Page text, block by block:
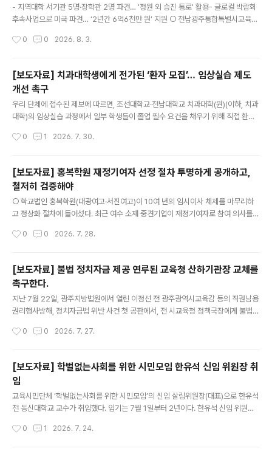
의 권한을 견제하고 교..
- 지역대학 서기관 5명·장학관 2명 파견… '정원 외 승진 통로' 활용- 글로컬 박람회
후속사업으로 미국 파견… ‘2년간 6억6천만 원’ 지원 ○ 전남광주통합특별시교육청
실상 승진 통로로 활용되고 있다는 지적이 공직사회 안팎에서 제기되고 있다. ○ 전
학사 2명, 주무관 7명 등을 파견하고 별도의 예산도 지원하고 있다. 그러나 이 제도
의 운영 실태를 살펴보면, 정원 규정을 우회해 정원 외(外) 4급(서기관) 직위를 상시
적으로 확보·관리하는 수단으로 활용돼 왔다는 정황이 뚜렷하다. 전남청사광주청사
대학명직위(인원)대학명직위(인원)운영비목포대서기..
0 0 2026. 8. 3.
[보도자료] 치과대학생에게 전가된 ‘환자 모집’… 임상실습 제도
개선 촉구
우리 단체에 접수된 제보에 따르면, 조선대학교·전남대학교 치과대학(원)(이하, 치과
대학)의 임상실습 과정에서 일부 학생들이 졸업 필수 요건을 채우기 위해 직접 환자
치료, 사랑니 발치 등 일정 수준의 임상실습(교육과정 이수)을 해야 한다. 그러나 대
지역 온라인 커뮤니티를 통해 직접 환자를 구하는 행태가 반복되고 있다.별첨1 참고
>사례 1: 전남대 치과대학생의 '무료 치과검진, 사랑니 발치 관련 환자 모집‘ 글이 수
시로 게시됨.사례 2: 조선대 치과대학생이 ‘(무료 구강검진 및 진료 시) 왕복 차량 운
행까지 해드리겠다'는 등 편의를 제공하는 글이..
0 1 2026. 7. 30.
[보도자료] 홍복학원 재정기여자 선정 절차 투명하게 공개하고,
철저히 검증해야
○ 학교법인 홍복학원(대광여고·서진여고)이 10여 년의 임시이사 체제를 마무리하
고 정상화 절차에 들어섰다. 최근 여수 소재 중견기업이 재정기여자로 참여 의사를
그러나 우리단체에 공개한 정상화 추진계획서는 재정기여 의향자 관련 정보가 모두
덕성, 학교운영 의지 등을 학교구성원, 지역사회와 공유하고 의견을 수렴해야 한다.
우리 단체는 기본 검증조차 불가능한 '깜깜이' 방식의 정상화 추진에 깊은 우려를 표
한다. ○ 현재 홍복학원은 설립자의 교비 횡령과 법인 부채로 재정이 극도로 악화되
어 있다. 정상화를 위해서는 수익용 기본재산 임의처분 재산(21억여..
0 0 2026. 7. 28.
[보도자료] 불법 정치자금 제공 연루된 교육청 산하기관장 교체를
촉구한다.
지난 7월 22일, 광주지방법원에서 열린 이정선 전 광주광역시교육감 등의 직권남용
권리행사방해, 정치자금법 위반 사건 첫 공판에서, 전 시교육청 정책국장에게 불법
남광주통합특별시교육청 산하기관장으로 재직 중인 사실이 드러났다. 현재 A씨가
필요하다. 형사처벌과 별도로, A씨가 저지른 행위는 교육자에게 요구되는 높은 도덕
성과 공직윤리에 비추어 묵과할 수 없기 때문이다. 특히 A씨는 교원, 교육전문직, 일
반직 공무원의 전문성을 책임지는 연수기관에 재직하고 있다. 이러한 기관의 장은 일
반 공직자보다 더욱 높은 수준의 청렴성이 요구되며, 법적 처벌..
0 0 2026. 7. 27.
[보도자료] 학벌없는사회를 위한 시민모임 한유석 신임 위원장 취
임
교육시민단체 ‘학벌없는사회를 위한 시민모임’의 신임 살림위원장(대표)으로 한유석
전 동신대학교 교수가 취임했다. 임기는 7월 1일부터 2년이다. 한유석 신임 위원장
앞장서 왔다. 교육부 감사를 통해 재직 대학의 부조리가 드러나자 공공성 회복을 촉
0 1 2026. 7. 24.